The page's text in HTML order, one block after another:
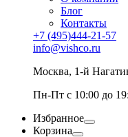
Блог
Контакты
+7 (495)444-21-57
info@vishco.ru
Москва, 1-й
Пн-Пт с 10:00 до
Избранное
Корзина